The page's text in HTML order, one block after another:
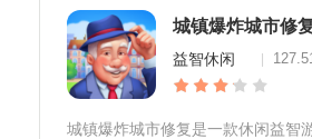
城镇爆炸城市修
益智休闲
城镇爆炸城市修复是一款休闲益智